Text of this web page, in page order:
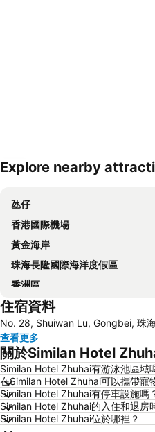
Explore nearby
氹仔
香港國際機場
黃金海岸
珠海長隆國際海洋度假區
香洲區
珠海拱北汽車客運站
大三巴牌坊
香港屯門
珠海灣仔碼頭
Gongkoubeian
澳門格蘭披治大賽車
斗門區
住宿資料
No. 28, Shuiwan Lu, Gongbei, 珠
查看更多
關於Similan Hotel
Similan Hotel Zhuhai有游泳池區域
在Similan Hotel Zhuhai可以攜帶寵
Similan Hotel Zhuhai有停車設施嗎
Similan Hotel Zhuhai的入住和退房
Similan Hotel Zhuhai位於哪裡？